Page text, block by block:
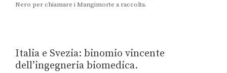
Nero per chiamare i Mangimorte a raccolta.
Italia e Svezia: binomio vincente
dell’ingegneria biomedica.